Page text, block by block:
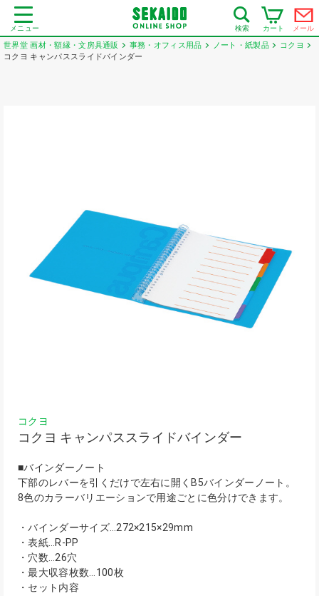
メニュー 検索 カート メール
世界堂 画材・額縁・文房具通販 事務・オフィス用品 ノート・紙製品
コクヨ
コクヨ キャンパススライドバインダー
コクヨ
コクヨ キャンパススライドバインダー
■バインダーノート
下部のレバーを引くだけで左右に開くB5バインダーノート。
8色のカラーバリエーションで用途ごとに色分けできます。
・バインダーサイズ…272×215×29mm
・表紙…R-PP
・穴数…26穴
・最大収容枚数…100枚
・セット内容